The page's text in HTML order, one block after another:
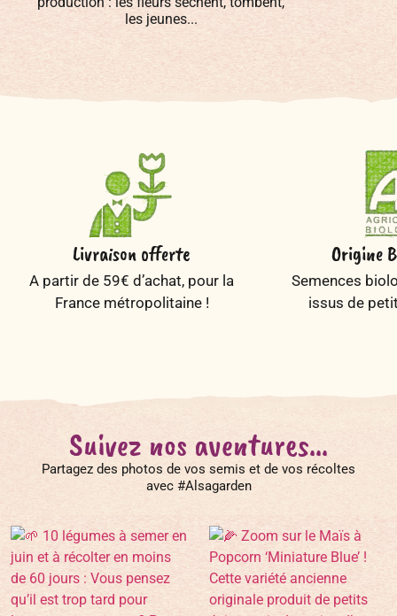
les jeunes...
Livraison offerte
A partir de 59€ d’achat, pour la
France métropolitaine !
Origine
Semences
issus de
Suivez nos aventures...
Partagez des photos de vos semis et de vos récoltes
avec #Alsagarden